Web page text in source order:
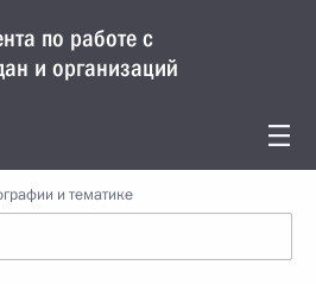
по работе с
и организаций
и тематике